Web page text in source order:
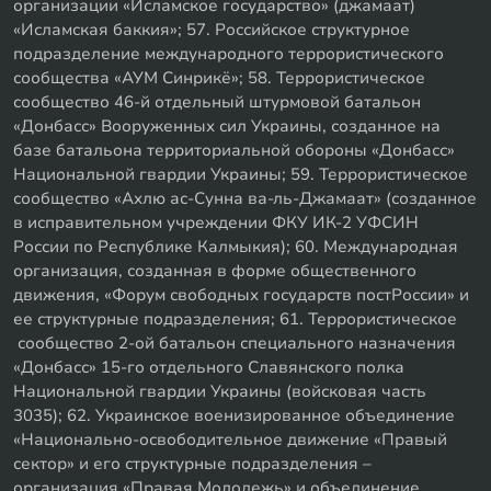
организации «Исламское государство» (джамаат)
«Исламская баккия»; 57. Российское структурное
подразделение международного террористического
сообщества «АУМ Синрикё»; 58. Террористическое
сообщество 46-й отдельный штурмовой батальон
«Донбасс» Вооруженных сил Украины, созданное на
базе батальона территориальной обороны «Донбасс»
Национальной гвардии Украины; 59. Террористическое
сообщество «Ахлю ас-Сунна ва-ль-Джамаат» (созданное
в исправительном учреждении ФКУ ИК-2 УФСИН
России по Республике Калмыкия); 60. Международная
организация, созданная в форме общественного
движения, «Форум свободных государств постРоссии» и
ее структурные подразделения; 61. Террористическое
сообщество 2-ой батальон специального назначения
«Донбасс» 15-го отдельного Славянского полка
Национальной гвардии Украины (войсковая часть
3035); 62. Украинское военизированное объединение
«Национально-освободительное движение «Правый
сектор» и его структурные подразделения –